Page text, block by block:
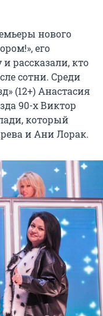
нового
его
рассказали, кто
сотни. Среди
(12+) Анастасия
90-х Виктор
который
и Ани Лорак.